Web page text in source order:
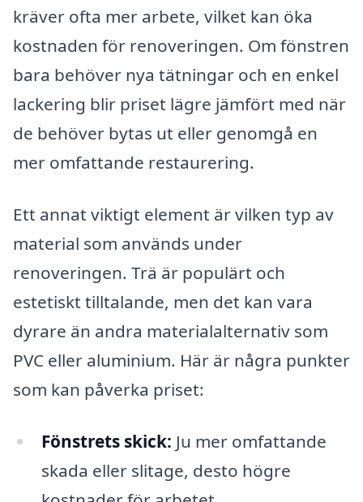
kräver ofta mer arbete, vilket kan öka
kostnaden för renoveringen. Om fönstren
bara behöver nya tätningar och en enkel
lackering blir priset lägre jämfört med när
de behöver bytas ut eller genomgå en
mer omfattande restaurering.
Ett annat viktigt element är vilken typ av
material som används under
renoveringen. Trä är populärt och
estetiskt tilltalande, men det kan vara
dyrare än andra materialalternativ som
PVC eller aluminium. Här är några punkter
som kan påverka priset:
Fönstrets skick: Ju mer omfattande
skada eller slitage, desto högre